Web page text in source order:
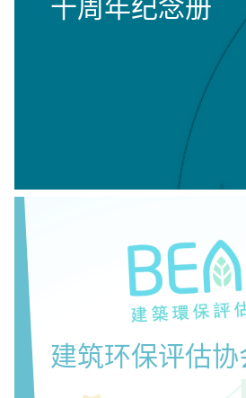
十周年纪念册
建筑环保评估协